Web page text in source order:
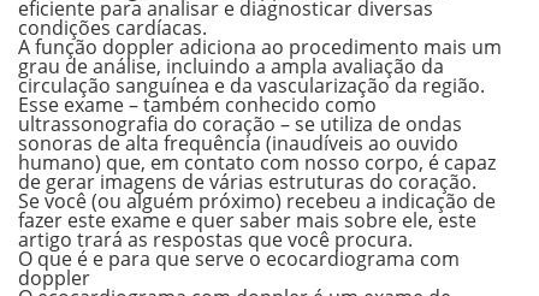
eficiente para analisar e diagnosticar diversas
condições cardíacas.
A função doppler adiciona ao procedimento mais um
grau de análise, incluindo a ampla avaliação da
circulação sanguínea e da vascularização da região.
Esse exame – também conhecido como
ultrassonografia do coração –se utiliza de ondas
sonoras de alta frequência (inaudíveis ao ouvido
humano) que, em contato com nosso corpo, é capaz
de gerar imagens de várias estruturas do coração.
Se você (ou alguém próximo) recebeu a indicação de
fazer este exame e quer saber mais sobre ele, este
artigo trará as respostas que você procura.
O que é e para que serve o ecocardiograma com
doppler